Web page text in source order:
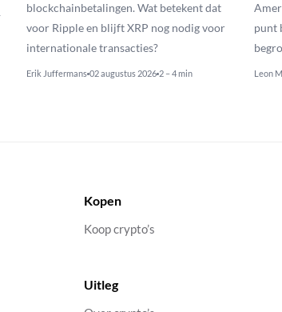
blockchainbetalingen. Wat betekent dat
voor Ripple en blijft XRP nog nodig voor
internationale transacties?
Erik Juffermans 02 augustus 2026 2 – 4 min
punt
Leon
Kopen
Koop crypto’s
Uitleg